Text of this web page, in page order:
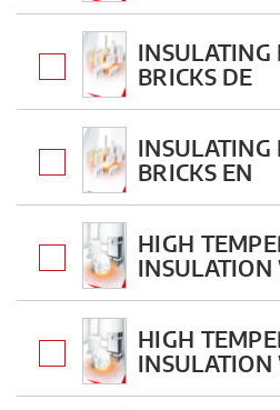
INSULATING
BRICKS DE
INSULATING
BRICKS EN
HIGH
INSULATION
HIGH
INSULATION